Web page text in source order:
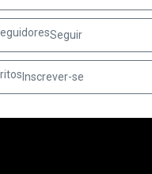
Seguir
Inscrever-se